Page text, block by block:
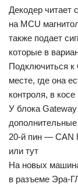
Декодер читает
на MCU
также подает
которые в
Подключиться
месте, где она
контроля, в
У блока
20-й пин — CAN
или тут
На новых
в разъеме Эра-